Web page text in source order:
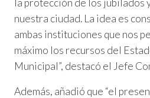
la protección de los jubilados
nuestra ciudad. La idea es
ambas instituciones que nos
máximo los recursos del
Municipal”, destacó el Jefe
Además, añadió que “el